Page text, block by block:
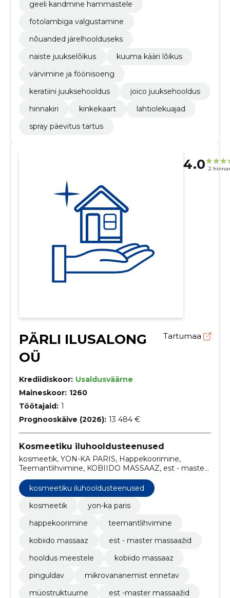
geeli kandmine hammastele
fotolambiga valgustamine
nõuanded järelhoolduseks
naiste juukselõikus
kuuma kääri lõikus
värvimine ja föönisoeng
keratiini juuksehooldus
joico juuksehooldus
hinnakiri
kinkekaart
lahtiolekuajad
spray päevitus tartus
4.0 2
PÄRLI ILUSALONG
OÜ
Tartumaa
Krediidiskoor: Usaldusväärne
Maineskoor: 1260
Töötajaid: 1
Prognooskäive (2026): 13 484 €
Kosmeetiku iluhooldusteenused
kosmeetik, YON-KA PARIS, Happekoorimine,
Teemantlihvimine, KOBIIDO MASSAAZ, est - master
massaažid, hooldus meestele, kobiido massaaz,
pinguldav, mikrovananemist ennetav
kosmeetiku iluhooldusteenused
kosmeetik
yon-ka paris
happekoorimine
teemantlihvimine
kobiido massaaz
est - master massaažid
hooldus meestele
kobiido massaaz
pinguldav
mikrovananemist ennetav
müostruktuurne
est -master massaažid